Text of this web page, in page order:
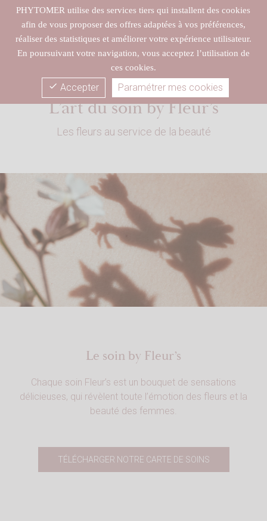
CLICK & COLLECT gratuit dans votre spa Fleur’s close
Wishlist
L’art du soin by Fleur’s
Les fleurs au service de la beauté
Le soin by Fleur’s
Chaque soin Fleur’s est un bouquet de sensations
délicieuses, qui révèlent toute l’émotion des fleurs et la
beauté des femmes.
TÉLÉCHARGER NOTRE CARTE DE SOINS
PHYTOMER utilise des services tiers qui installent des cookies
afin de vous proposer des offres adaptées à vos préférences,
réaliser des statistiques et améliorer votre expérience utilisateur.
En poursuivant votre navigation, vous acceptez l’utilisation de
ces cookies.
check Accepter Paramétrer mes cookies